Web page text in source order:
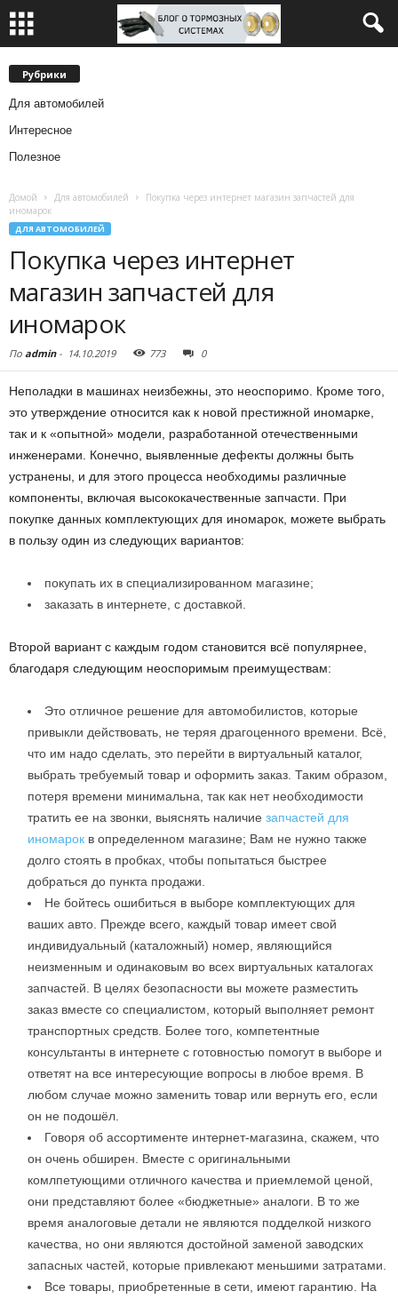
Рубрики
Для автомобилей
Интересное
Полезное
Домой Для автомобилей
Покупка через интернет магазин запчастей для
иномарок
ДЛЯ АВТОМОБИЛЕЙ
Покупка через интернет
магазин запчастей для
иномарок
По admin- 14.10.2019 773 0
Неполадки в машинах неизбежны, это неоспоримо. Кроме того,
это утверждение относится как к новой престижной иномарке,
так и к «опытной» модели, разработанной отечественными
инженерами. Конечно, выявленные дефекты должны быть
устранены, и для этого процесса необходимы различные
компоненты, включая высококачественные запчасти. При
покупке данных комплектующих для иномарок, можете выбрать
в пользу один из следующих вариантов:
покупать их в специализированном магазине;
заказать в интернете, с доставкой.
Второй вариант с каждым годом становится всё популярнее,
благодаря следующим неоспоримым преимуществам:
Это отличное решение для автомобилистов, которые
привыкли действовать, не теряя драгоценного времени. Всё,
что им надо сделать, это перейти в виртуальный каталог,
выбрать требуемый товар и оформить заказ. Таким образом,
потеря времени минимальна, так как нет необходимости
тратить ее на звонки, выяснять наличие запчастей для
иномарок в определенном магазине; Вам не нужно также
долго стоять в пробках, чтобы попытаться быстрее
добраться до пункта продажи.
Не бойтесь ошибиться в выборе комплектующих для
ваших авто. Прежде всего, каждый товар имеет свой
индивидуальный (каталожный) номер, являющийся
неизменным и одинаковым во всех виртуальных каталогах
запчастей. В целях безопасности вы можете разместить
заказ вместе со специалистом, который выполняет ремонт
транспортных средств. Более того, компетентные
консультанты в интернете с готовностью помогут в выборе и
ответят на все интересующие вопросы в любое время. В
любом случае можно заменить товар или вернуть его, если
он не подошёл.
Говоря об ассортименте интернет-магазина, скажем, что
он очень обширен. Вместе с оригинальными
комлпетующими отличного качества и приемлемой ценой,
они представляют более «бюджетные» аналоги. В то же
время аналоговые детали не являются подделкой низкого
качества, но они являются достойной заменой заводских
запасных частей, которые привлекают меньшими затратами.
Все товары, приобретенные в сети, имеют гарантию. На